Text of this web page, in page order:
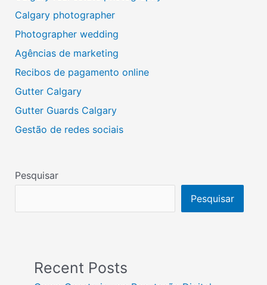
Calgary photographer
Photographer wedding
Agências de marketing
Recibos de pagamento online
Gutter Calgary
Gutter Guards Calgary
Gestão de redes sociais
Pesquisar
Pesquisar
Recent Posts